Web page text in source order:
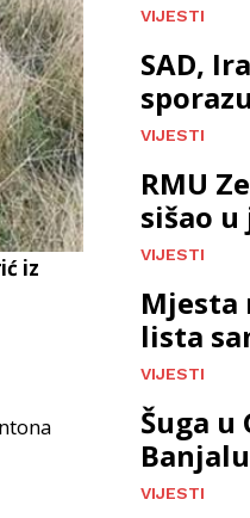
iz
VIJESTI
SAD,
VIJESTI
RMU
sišao
VIJESTI
Mjesta
lista
VIJESTI
Šuga
VIJESTI